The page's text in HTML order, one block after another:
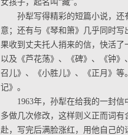
女孩子，起名叫“藏”。
孙犁写得精彩的短篇小说，还
意；还有与《琴和箫》几乎同时
果收到丈夫托人捎来的信，快活了
以及《芦花荡》、《碑》、《钟
召儿》、《小胜儿》、《正月》
记》。
1963年，孙犁在给我的一封
多做几次修改，这样则义正而词有
赴，写完后满脸涨红，用他自己